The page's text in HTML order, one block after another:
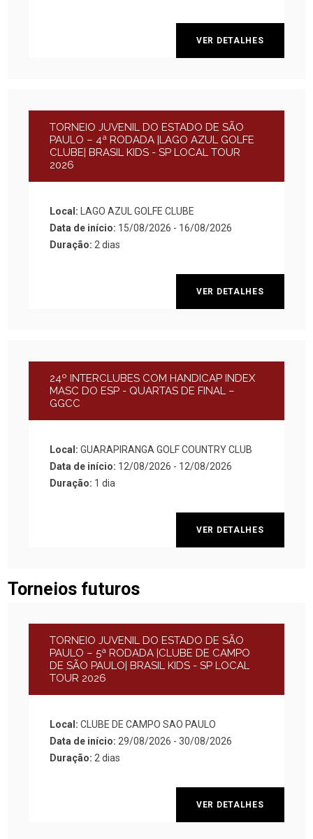
VER DETALHES
TORNEIO JUVENIL DO ESTADO DE SÃO
PAULO – 4ª RODADA |LAGO AZUL GOLFE
CLUBE| BRASIL KIDS - SP LOCAL TOUR
2026
Local:
LAGO AZUL GOLFE CLUBE
Data de início: 15/08/2026 - 16/08/2026
Duração: 2 dias
VER DETALHES
24º INTERCLUBES COM HANDICAP INDEX
MASC DO ESP - QUARTAS DE FINAL –
GGCC
Local:GUARAPIRANGA GOLF COUNTRY CLUB
Data de início: 12/08/2026 - 12/08/2026
Duração: 1 dia
VER DETALHES
Torneios futuros
TORNEIO JUVENIL DO ESTADO DE SÃO
PAULO – 5ª RODADA |CLUBE DE CAMPO
DE SÃO PAULO| BRASIL KIDS - SP LOCAL
TOUR 2026
Local:CLUBE DE CAMPO SAO PAULO
Data de início: 29/08/2026 - 30/08/2026
Duração: 2 dias
VER DETALHES